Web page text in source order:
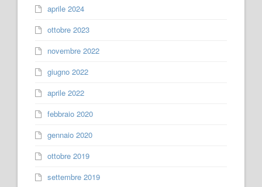
aprile 2024
ottobre 2023
novembre 2022
giugno 2022
aprile 2022
febbraio 2020
gennaio 2020
ottobre 2019
settembre 2019